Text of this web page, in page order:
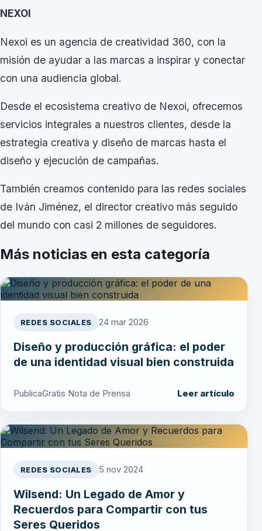
NEXOI
Nexoi es un agencia de creatividad 360, con la
misión de ayudar a las marcas a inspirar y conectar
con una audiencia global.
Desde el ecosistema creativo de Nexoi, ofrecemos
servicios integrales a nuestros clientes, desde la
estrategia creativa y diseño de marcas hasta el
diseño y ejecución de campañas.
También creamos contenido para las redes sociales
de Iván Jiménez, el director creativo más seguido
del mundo con casi 2 millones de seguidores.
Más noticias en esta categoría
REDES SOCIALES 24 mar 2026
Diseño y producción gráfica: el poder
de una identidad visual bien construida
PublicaGratis Nota de Prensa Leer artículo
REDES SOCIALES 5 nov 2024
Wilsend: Un Legado de Amor y
Recuerdos para Compartir con tus
Seres Queridos